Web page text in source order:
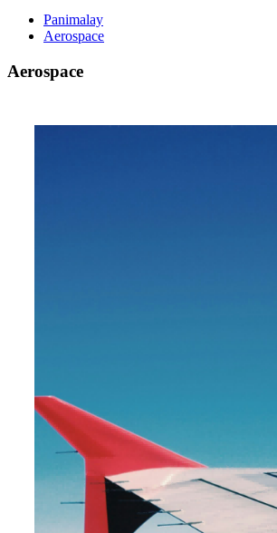
Panimalay
Aerospace
Aerospace